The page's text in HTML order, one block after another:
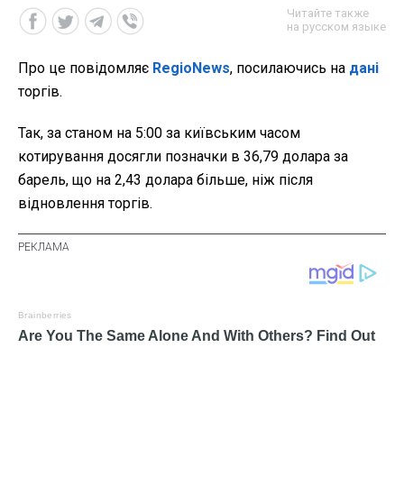
Читайте также
на русском языке
Про це повідомляє RegioNews, посилаючись на дані
торгів.
Так, за станом на 5:00 за київським часом
котирування досягли позначки в 36,79 долара за
барель, що на 2,43 долара більше, ніж після
відновлення торгів.